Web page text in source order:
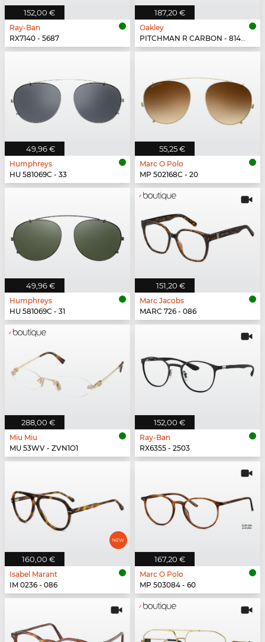
152,00 €
Ray-Ban
RX7140 - 5687
187,20 €
Oakley
PITCHMAN R CARBON - 814903
49,96 €
Humphreys
HU 581069C - 33
55,25 €
Marc O Polo
MP 502168C - 20
49,96 €
Humphreys
HU 581069C - 31
151,20 €
Marc Jacobs
MARC 726 - 086
288,00 €
Miu Miu
MU 53WV - ZVN1O1
152,00 €
Ray-Ban
RX6355 - 2503
160,00 €
Isabel Marant
IM 0236 - 086
167,20 €
Marc O Polo
MP 503084 - 60